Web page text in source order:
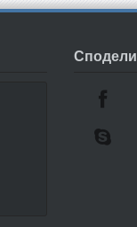
Сподели